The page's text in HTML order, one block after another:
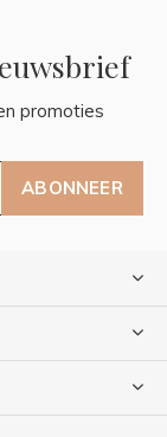
promoties
ABONNEER